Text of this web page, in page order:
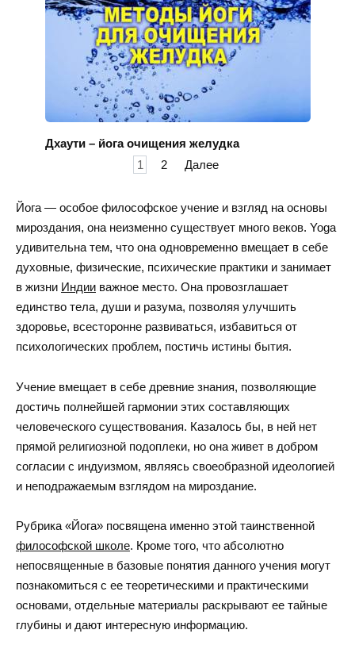
Дхаути – йога очищения желудка
1 2 Далее
Йога — особое философское учение и взгляд на основы
мироздания, она неизменно существует много веков. Yoga
удивительна тем, что она одновременно вмещает в себе
духовные, физические, психические практики и занимает
в жизни Индии важное место. Она провозглашает
единство тела, души и разума, позволяя улучшить
здоровье, всесторонне развиваться, избавиться от
психологических проблем, постичь истины бытия.
Учение вмещает в себе древние знания, позволяющие
достичь полнейшей гармонии этих составляющих
человеческого существования. Казалось бы, в ней нет
прямой религиозной подоплеки, но она живет в добром
согласии с индуизмом, являясь своеобразной идеологией
и неподражаемым взглядом на мироздание.
Рубрика «Йога» посвящена именно этой таинственной
философской школе. Кроме того, что абсолютно
непосвященные в базовые понятия данного учения могут
познакомиться с ее теоретическими и практическими
основами, отдельные материалы раскрывают ее тайные
глубины и дают интересную информацию.